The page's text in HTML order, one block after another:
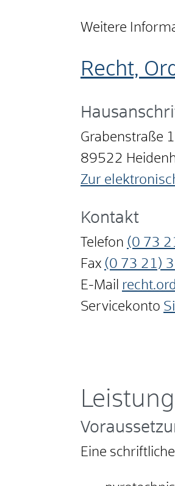
Weitere
Recht,
Grabenstraße
89522
Zur
Kontakt
Telefon (0 73
Fax (0 73 21) 3
E-Mail
Servicekonto
Eine